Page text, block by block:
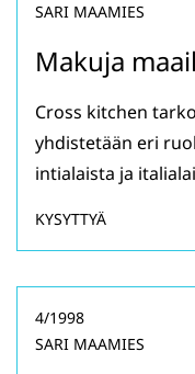
Makuja
SARI MAAMIES
Cross kitchen
yhdistetään eri
intialaista ja
KYSYTTYÄ
4/1998
SARI MAAMIES